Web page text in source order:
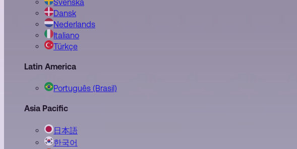
Svenska
Dansk
Nederlands
Italiano
Türkçe
Latin America
Português (Brasil)
Asia Pacific
日本語
한국어